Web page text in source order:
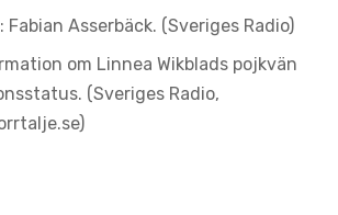
Fabian Asserbäck. (Sveriges Radio)
om Linnea Wikblads pojkvän
(Sveriges Radio,